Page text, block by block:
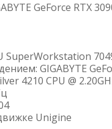
GeForce RTX
SuperWorkstation
GIGABYTE
4210 CPU @
Unigine